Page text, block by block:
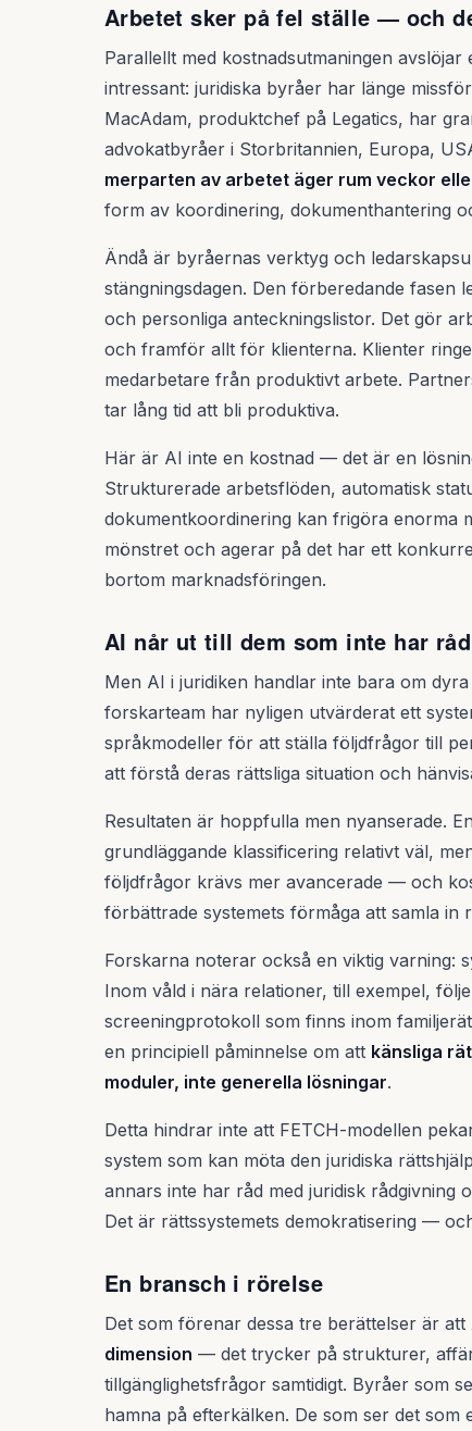
Arbetet sker på fel ställe — och
Parallellt med kostnadsutmaningen
intressant: juridiska byråer har länge
MacAdam, produktchef på Legatics, har
advokatbyråer i Storbritannien, Europa,
merparten av arbetet äger rum veckor
form av koordinering, dokumenthantering
Ändå är byråernas verktyg och
stängningsdagen. Den förberedande fasen
och personliga anteckningslistor. Det gör
och framför allt för klienterna. Klienter
medarbetare från produktivt arbete.
tar lång tid att bli produktiva.
Här är AI inte en kostnad — det är en
Strukturerade arbetsflöden, automatisk
dokumentkoordinering kan frigöra enorma
mönstret och agerar på det har ett
bortom marknadsföringen.
AI når ut till dem som inte har
Men AI i juridiken handlar inte bara om
forskarteam har nyligen utvärderat ett
språkmodeller för att ställa följdfrågor till
att förstå deras rättsliga situation och
Resultaten är hoppfulla men nyanserade.
grundläggande klassificering relativt väl,
följdfrågor krävs mer avancerade — och
förbättrade systemets förmåga att samla in
Forskarna noterar också en viktig varning:
Inom våld i nära relationer, till exempel,
screeningprotokoll som finns inom
en principiell påminnelse om att känsliga
moduler, inte generella lösningar.
Detta hindrar inte att FETCH-modellen
system som kan möta den juridiska
annars inte har råd med juridisk rådgivning
Det är rättssystemets demokratisering —
En bransch i rörelse
Det som förenar dessa tre berättelser är att
dimension — det trycker på strukturer,
tillgänglighetsfrågor samtidigt. Byråer som
hamna på efterkälken. De som ser det